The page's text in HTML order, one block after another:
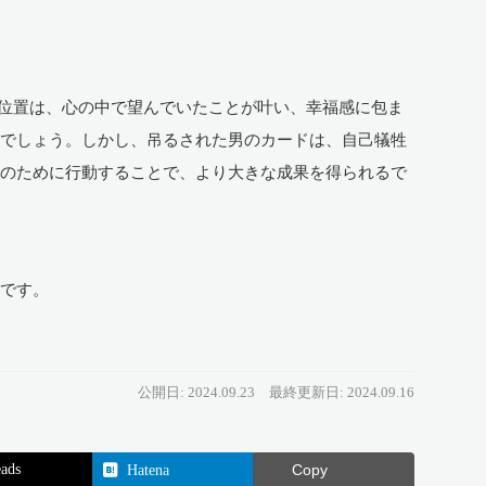
は、心の中で望んでいたことが叶い、幸福感に包ま
しょう。しかし、吊るされた男のカードは、自己犠牲
ために行動することで、より大きな成果を得られるで
す。
公開日: 2024.09.23 最終更新日: 2024.09.16
Hatena Copy